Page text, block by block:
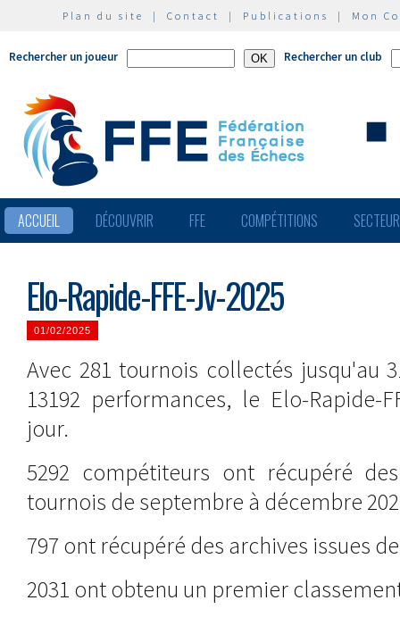
Plan du site | Contact | Publications | Mon
Rechercher un joueur Rechercher un club
ACCUEIL DÉCOUVRIR FFE COMPÉTITIONS
Elo-Rapide-FFE-Jv-2025
01/02/2025
Avec 281 tournois collectés jusqu'au
13192 performances, le Elo-Rapide-
jour.
5292 compétiteurs ont récupéré
tournois de septembre à décembre
797 ont récupéré des archives issues
2031 ont obtenu un premier